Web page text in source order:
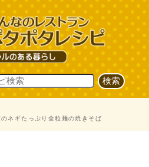
ネギたっぷり全粒麺の焼きそば